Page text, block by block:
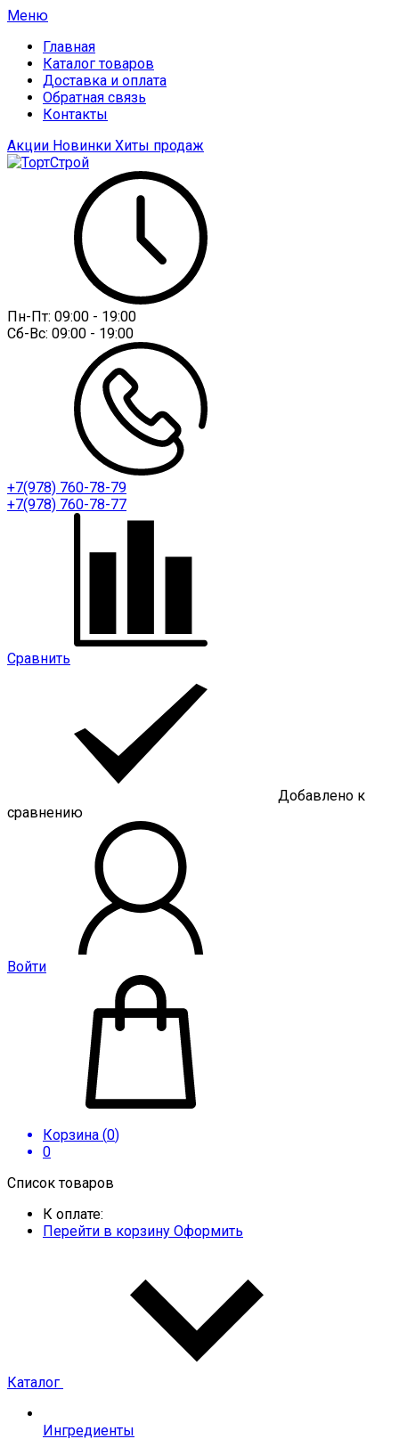
Меню
Главная
Каталог товаров
Доставка и оплата
Обратная связь
Контакты
Акции Новинки Хиты продаж
Пн-Пт: 09:00 - 19:00
Сб-Вс: 09:00 - 19:00
+7(978) 760-78-79
+7(978) 760-78-77
Сравнить
Добавлено к
сравнению
Войти
Корзина (0)
0
Список товаров
К оплате:
Перейти в корзину Оформить
Каталог
Ингредиенты